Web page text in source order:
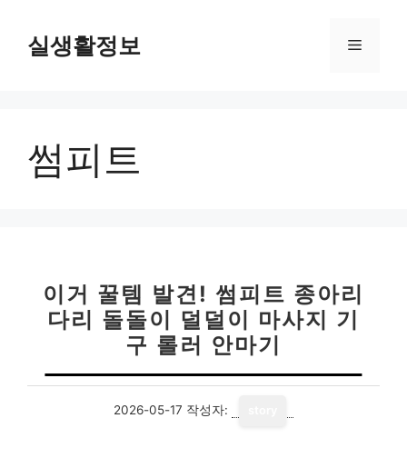
실생활정보 메
썸피트
이거 꿀템 발견! 썸피트 종아리
다리 돌돌이 덜덜이 마사지 기
구 롤러 안마기
2026-05-17 작성자: